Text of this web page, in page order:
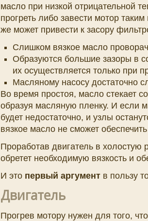
масло при низкой отрицательной
прогреть либо завести мотор
же может привести к засору
Слишком вязкое масло
Образуются большие зазоры в
их осуществляется только при
Масляному насосу достаточно
Во время простоя, масло стекает
образуя масляную пленку. И если
будет недостаточно, и узлы
вязкое масло не сможет
Проработав двигатель в холостую
обретет необходимую вязкость и
И это первый аргументв пользу
Двигатель
Прогрев мотору нужен для того,